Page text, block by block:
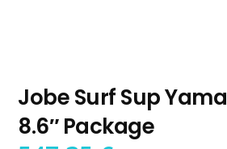
Jobe Surf Sup Yama
8.6″ Package